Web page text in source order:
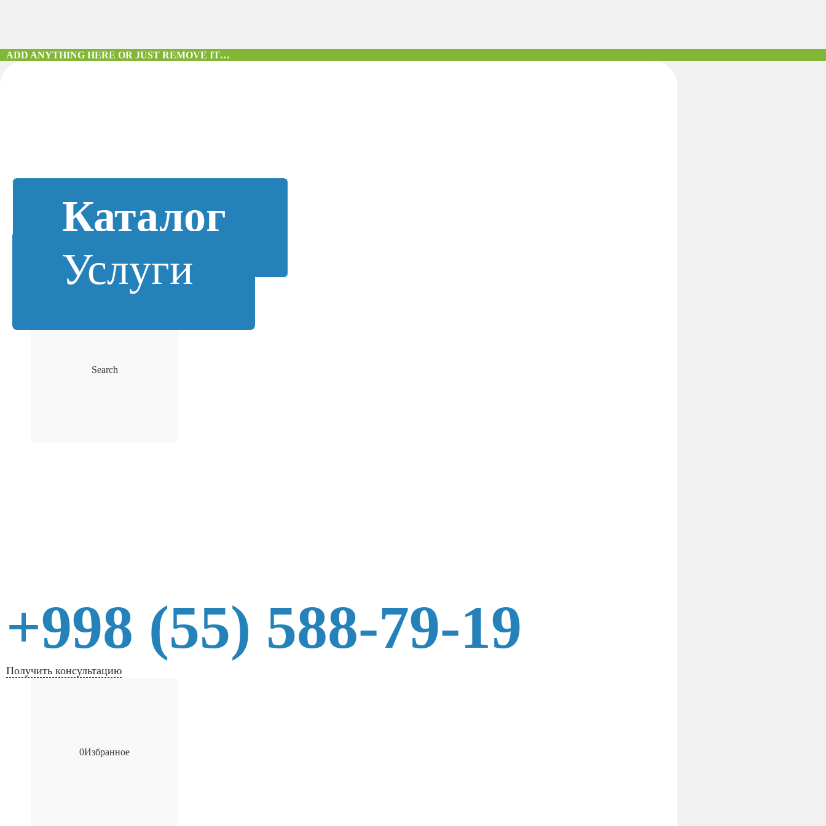
ADD ANYTHING HERE OR JUST REMOVE IT…
Каталог
Услуги
Search
+998 (55) 588-79-19
Получить консультацию
0Избранное